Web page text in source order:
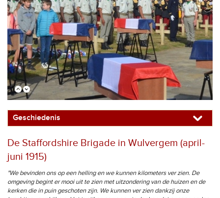
Geschiedenis
De Staffordshire Brigade in Wulvergem (april-
juni 1915)
"We bevinden ons op een helling en we kunnen kilometers ver zien. De
omgeving begint er mooi uit te zien met uitzondering van de huizen en de
kerken die in puin geschoten zijn. We kunnen ver zien dankzij onze